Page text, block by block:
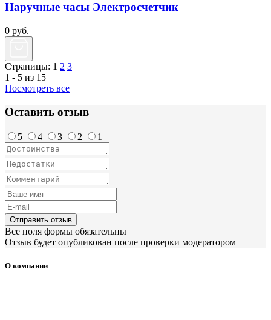
Наручные часы Электросчетчик
0 руб.
Страницы: 1 2 3
1 - 5 из 15
Посмотреть все
Оставить отзыв
5 4 3 2 1
Отправить отзыв
Все поля формы обязательны
Отзыв будет опубликован после проверки модератором
О компании